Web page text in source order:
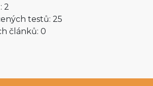
2
testů: 25
článků: 0